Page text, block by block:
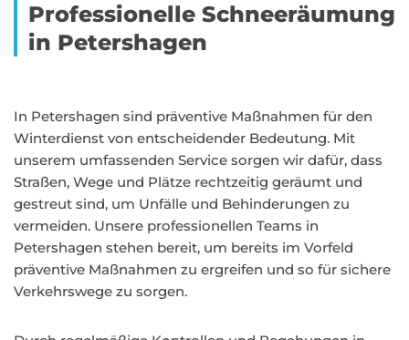
Professionelle Schneeräumung
in Petershagen
In Petershagen sind präventive Maßnahmen für den
Winterdienst von entscheidender Bedeutung. Mit
unserem umfassenden Service sorgen wir dafür, dass
Straßen, Wege und Plätze rechtzeitig geräumt und
gestreut sind, um Unfälle und Behinderungen zu
vermeiden. Unsere professionellen Teams in
Petershagen stehen bereit, um bereits im Vorfeld
präventive Maßnahmen zu ergreifen und so für sichere
Verkehrswege zu sorgen.